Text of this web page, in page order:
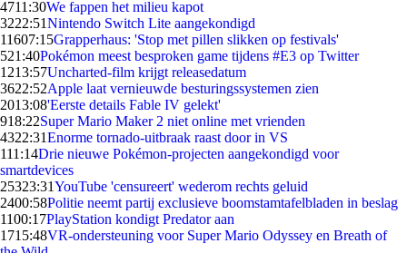
4711:30We fappen het milieu kapot
3222:51Nintendo Switch Lite aangekondigd
11607:15Grapperhaus: 'Stop met pillen slikken op festivals'
521:40Pokémon meest besproken game tijdens #E3 op Twitter
1213:57Uncharted-film krijgt releasedatum
3622:52Apple laat vernieuwde besturingssystemen zien
2013:08'Eerste details Fable IV gelekt'
918:22Super Mario Maker 2 niet online met vrienden
4322:31Enorme tornado-uitbraak raast door in VS
111:14Drie nieuwe Pokémon-projecten aangekondigd voor
smartdevices
25323:31YouTube 'censureert' wederom rechts geluid
2400:58Politie neemt partij exclusieve boomstamtafelbladen in beslag
1100:17PlayStation kondigt Predator aan
1715:48VR-ondersteuning voor Super Mario Odyssey en Breath of